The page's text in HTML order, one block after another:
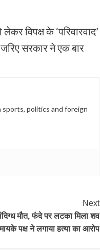
विपक्ष के ‘परिवारवाद’
सरकार ने एक बार
sports, politics and foreign
Next
मौत, फंदे पर लटका मिला शव
पक्ष ने लगाया हत्या का आरोप